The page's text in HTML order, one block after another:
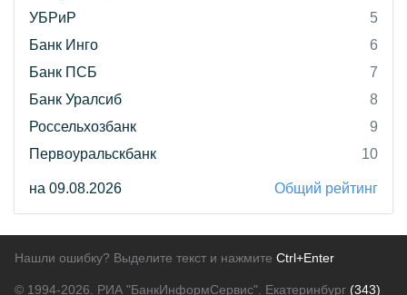
УБРиР
5
Банк Инго
6
Банк ПСБ
7
Банк Уралсиб
8
Россельхозбанк
9
Первоуральскбанк
10
на 09.08.2026 Общий рейтинг
Нашли ошибку? Выделите текст и нажмите Ctrl+Enter
© 1994-2026. РИА "БанкИнформСервис". Екатеринбург (343)